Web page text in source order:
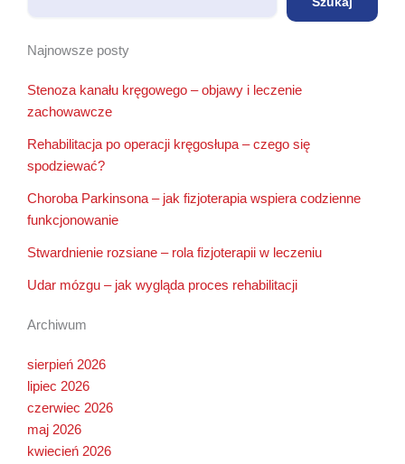
Najnowsze posty
Stenoza kanału kręgowego – objawy i leczenie
zachowawcze
Rehabilitacja po operacji kręgosłupa – czego się
spodziewać?
Choroba Parkinsona – jak fizjoterapia wspiera codzienne
funkcjonowanie
Stwardnienie rozsiane – rola fizjoterapii w leczeniu
Udar mózgu – jak wygląda proces rehabilitacji
Archiwum
sierpień 2026
lipiec 2026
czerwiec 2026
maj 2026
kwiecień 2026